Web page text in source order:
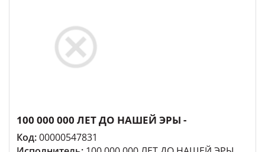
100 000 000 ЛЕТ ДО НАШЕЙ ЭРЫ -
Код:00000547831